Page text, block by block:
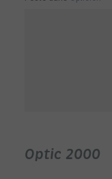
Optic 2000